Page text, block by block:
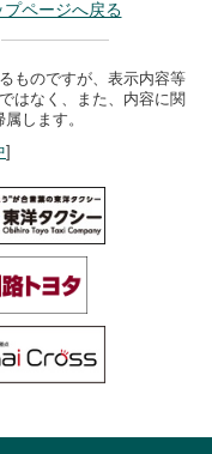
プページへ戻る
ものですが、表示内容等
はなく、また、内容に関
します。
]